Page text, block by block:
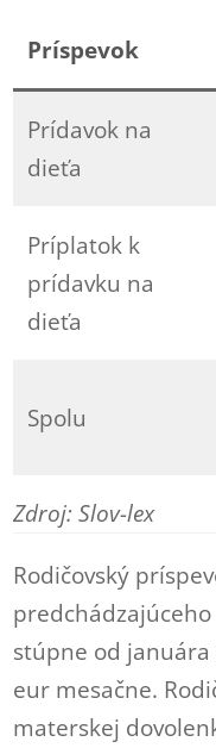
Príspevok
Prídavok na
dieťa
Príplatok k
prídavku na
dieťa
Spolu
Zdroj: Slov-lex
Rodičovský
stúpne od januára
eur mesačne.
materskej